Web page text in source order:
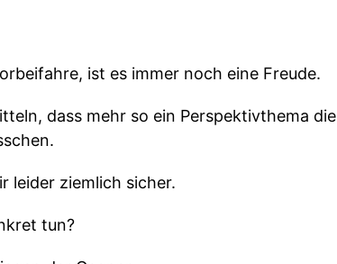
ist es immer noch eine Freude.
dass mehr so ein Perspektivthema die
leider ziemlich sicher.
tun?